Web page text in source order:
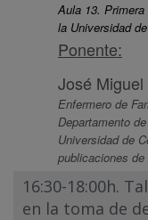
Aula 13.
la Universidad
Ponente:
José
Enfermero de
Departamento
Universidad de
publicaciones
16:30-18:00h.
en la toma de